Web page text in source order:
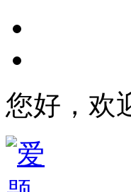
您好，欢